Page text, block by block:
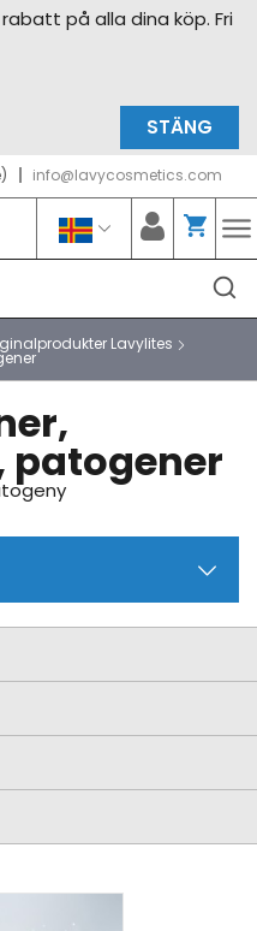
på alla dina köp. Fri
STÄNG
info@lavycosmetics.com
Lavylites
patogener